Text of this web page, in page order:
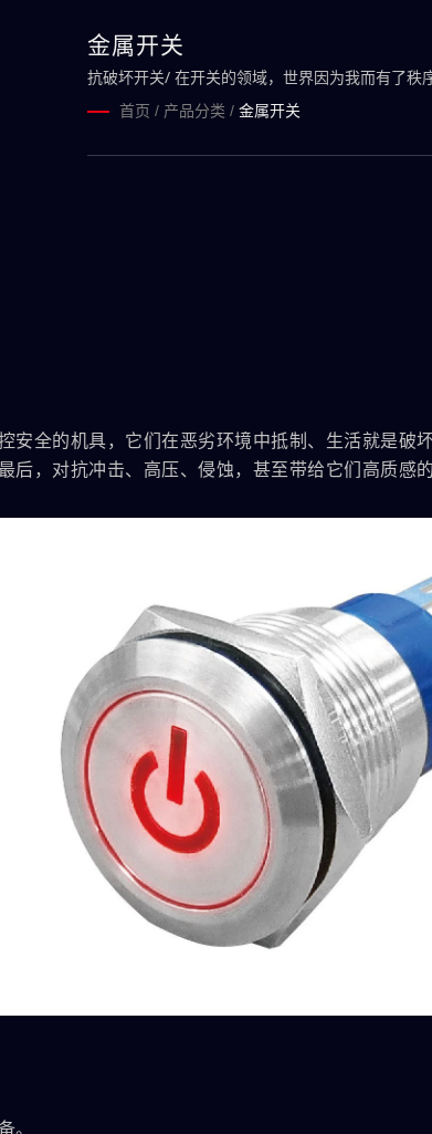
金属开关
抗破坏开关/ 在开关的领域，世界因为我而有了秩
首页 / 产品分类 / 金属开关
安全的机具，它们在恶劣环境中抵制、生活就是破
后，对抗冲击、高压、侵蚀，甚至带给它们高质感
。